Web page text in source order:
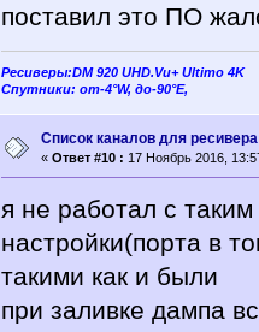
поставил это ПО
Ресиверы:DM 920 UHD.Vu+ Ultimo 4K
Спутники: от-4°W, до-90°E,
Cписок каналов для
« Ответ #10 : 17 Ноябрь 2016,
я не работал с
настройки(порта в
такими как и были
при заливке дампа